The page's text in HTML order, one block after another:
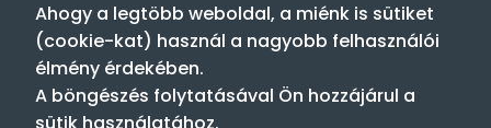
Festék’96 Kft. © 1996-2024. Minden jog fenntartva.
Tervezte és készítette:
forgalmazója.
Ahogy a legtöbb weboldal, a miénk is sütiket
(cookie-kat) használ a nagyobb felhasználói
élmény érdekében.
A böngészés folytatásával Ön hozzájárul a